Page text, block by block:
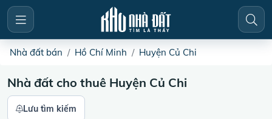
Nhà đất bán Hồ Chí Minh Huyện Củ Chi
Nhà đất cho thuê Huyện Củ Chi
Lưu tìm kiếm